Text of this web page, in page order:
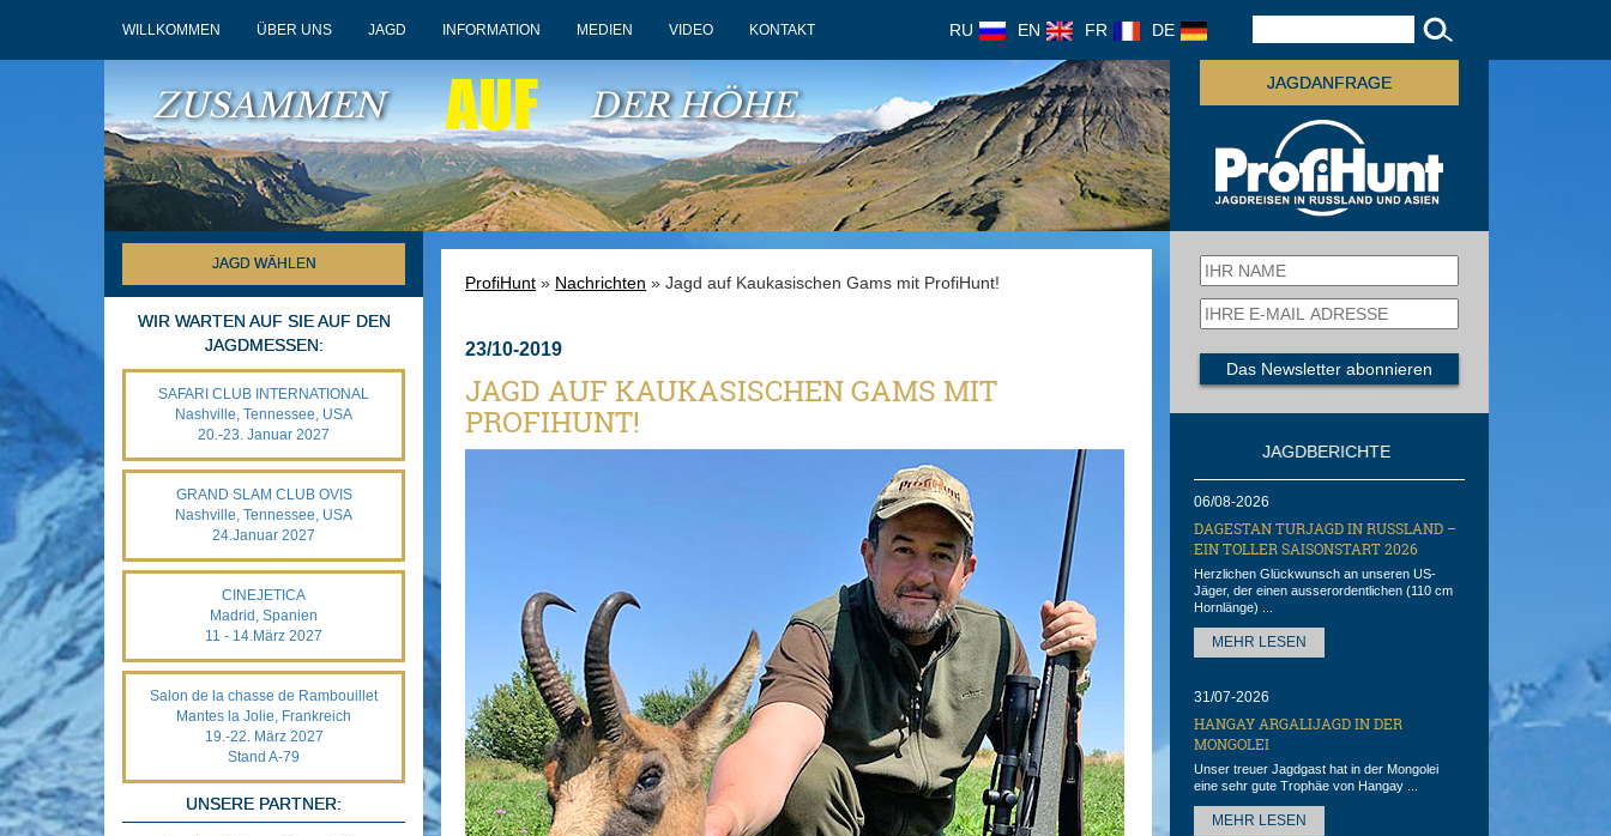
WILLKOMMEN ÜBER UNS JAGD INFORMATION MEDIEN VIDEO KONTAKT RU EN FR DE
ZUSAMMEN AUF DER HÖHE
JAGDANFRAGE
JAGD WÄHLEN
WIR WARTEN AUF SIE AUF DEN
JAGDMESSEN:
SAFARI CLUB INTERNATIONAL
Nashville, Tennessee, USA
20.-23. Januar 2027
GRAND SLAM CLUB OVIS
Nashville, Tennessee, USA
24.Januar 2027
CINEJETICA
Madrid, Spanien
11 - 14.März 2027
Salon de la chasse de Rambouillet
Mantes la Jolie, Frankreich
19.-22. März 2027
Stand A-79
UNSERE PARTNER:
ProfiHunt » Nachrichten » Jagd auf Kaukasischen Gams mit ProfiHunt!
23/10-2019
JAGD AUF KAUKASISCHEN GAMS MIT
PROFIHUNT!
JAGDBERICHTE
06/08-2026
DAGESTAN TURJAGD IN RUSSLAND –
EIN TOLLER SAISONSTART 2026
Herzlichen Glückwunsch an unseren US-
Jäger, der einen ausserordentlichen (110 cm
Hornlänge) ...
MEHR LESEN
31/07-2026
HANGAY ARGALIJAGD IN DER
MONGOLEI
Unser treuer Jagdgast hat in der Mongolei
eine sehr gute Trophäe von Hangay ...
MEHR LESEN